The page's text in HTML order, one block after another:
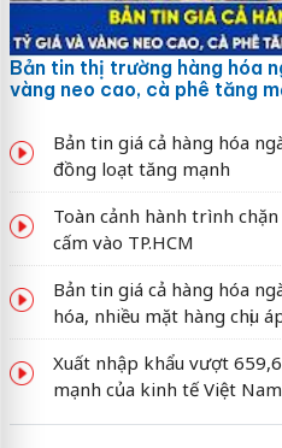
Bản tin thị trường hàng hóa
vàng neo cao, cà phê tăng
Bản tin giá cả hàng hóa
đồng loạt tăng mạnh
Toàn cảnh hành trình
cấm vào TP.HCM
Bản tin giá cả hàng hóa
hóa, nhiều mặt hàng chịu
Xuất nhập khẩu vượt
mạnh của kinh tế Việt Nam